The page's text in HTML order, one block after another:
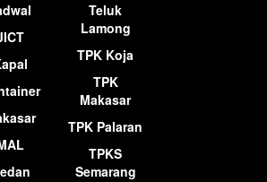
Teluk
Lamong
TPK Koja
TPK
Makasar
TPK Palaran
TPKS
Semarang